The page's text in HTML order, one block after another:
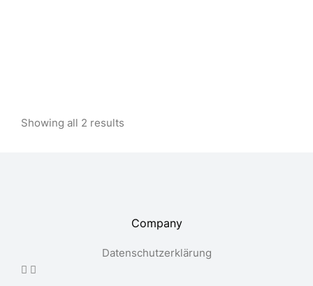
Showing all 2 results
Company
Datenschutzerklärung